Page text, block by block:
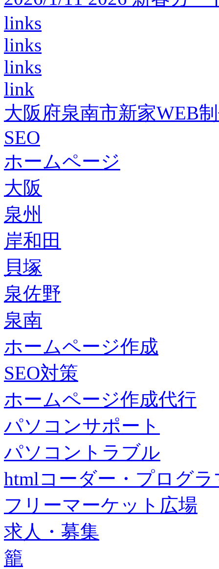
links
links
links
link
大阪府泉南市新家WEB
SEO
ホームページ
大阪
泉州
岸和田
貝塚
泉佐野
泉南
ホームページ作成
SEO対策
ホームページ作成代行
パソコンサポート
パソコントラブル
htmlコーダー・プログラ
フリーマーケット広場
求人・募集
籠